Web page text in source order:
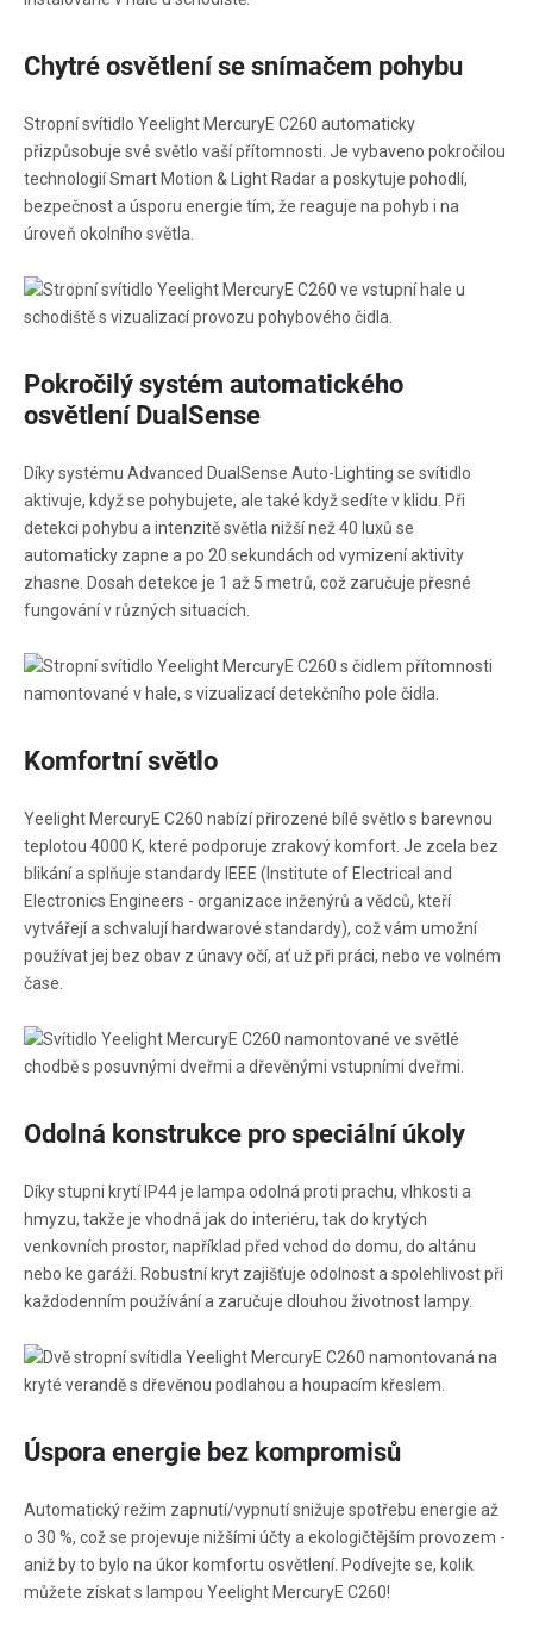
Chytré osvětlení se snímačem pohybu
Stropní svítidlo Yeelight MercuryE C260 automaticky
přizpůsobuje své světlo vaší přítomnosti. Je vybaveno pokročilou
technologií Smart Motion & Light Radar a poskytuje pohodlí,
bezpečnost a úsporu energie tím, že reaguje na pohyb i na
úroveň okolního světla.
Pokročilý systém automatického
osvětlení DualSense
Díky systému Advanced DualSense Auto-Lighting se svítidlo
aktivuje, když se pohybujete, ale také když sedíte v klidu. Při
detekci pohybu a intenzitě světla nižší než 40 luxů se
automaticky zapne a po 20 sekundách od vymizení aktivity
zhasne. Dosah detekce je 1 až 5 metrů, což zaručuje přesné
fungování v různých situacích.
Komfortní světlo
Yeelight MercuryE C260 nabízí přirozené bílé světlo s barevnou
teplotou 4000 K, které podporuje zrakový komfort. Je zcela bez
blikání a splňuje standardy IEEE (Institute of Electrical and
Electronics Engineers - organizace inženýrů a vědců, kteří
vytvářejí a schvalují hardwarové standardy), což vám umožní
používat jej bez obav z únavy očí, ať už při práci, nebo ve volném
čase.
Odolná konstrukce pro speciální úkoly
Díky stupni krytí IP44 je lampa odolná proti prachu, vlhkosti a
hmyzu, takže je vhodná jak do interiéru, tak do krytých
venkovních prostor, například před vchod do domu, do altánu
nebo ke garáži. Robustní kryt zajišťuje odolnost a spolehlivost při
každodenním používání a zaručuje dlouhou životnost lampy.
Úspora energie bez kompromisů
Automatický režim zapnutí/vypnutí snižuje spotřebu energie až
o 30 %, což se projevuje nižšími účty a ekologičtějším provozem -
aniž by to bylo na úkor komfortu osvětlení. Podívejte se, kolik
můžete získat s lampou Yeelight MercuryE C260!